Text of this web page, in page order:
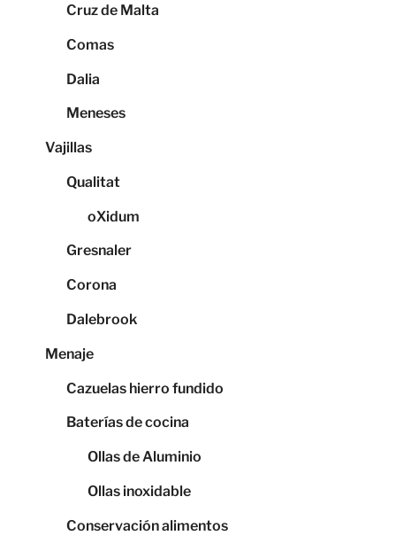
Cruz de Malta
Comas
Dalia
Meneses
Vajillas
Qualitat
oXidum
Gresnaler
Corona
Dalebrook
Menaje
Cazuelas hierro fundido
Baterías de cocina
Ollas de Aluminio
Ollas inoxidable
Conservación alimentos